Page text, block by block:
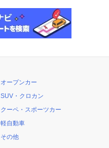
オープンカー
SUV・クロカン
クーペ・スポーツカー
軽自動車
その他